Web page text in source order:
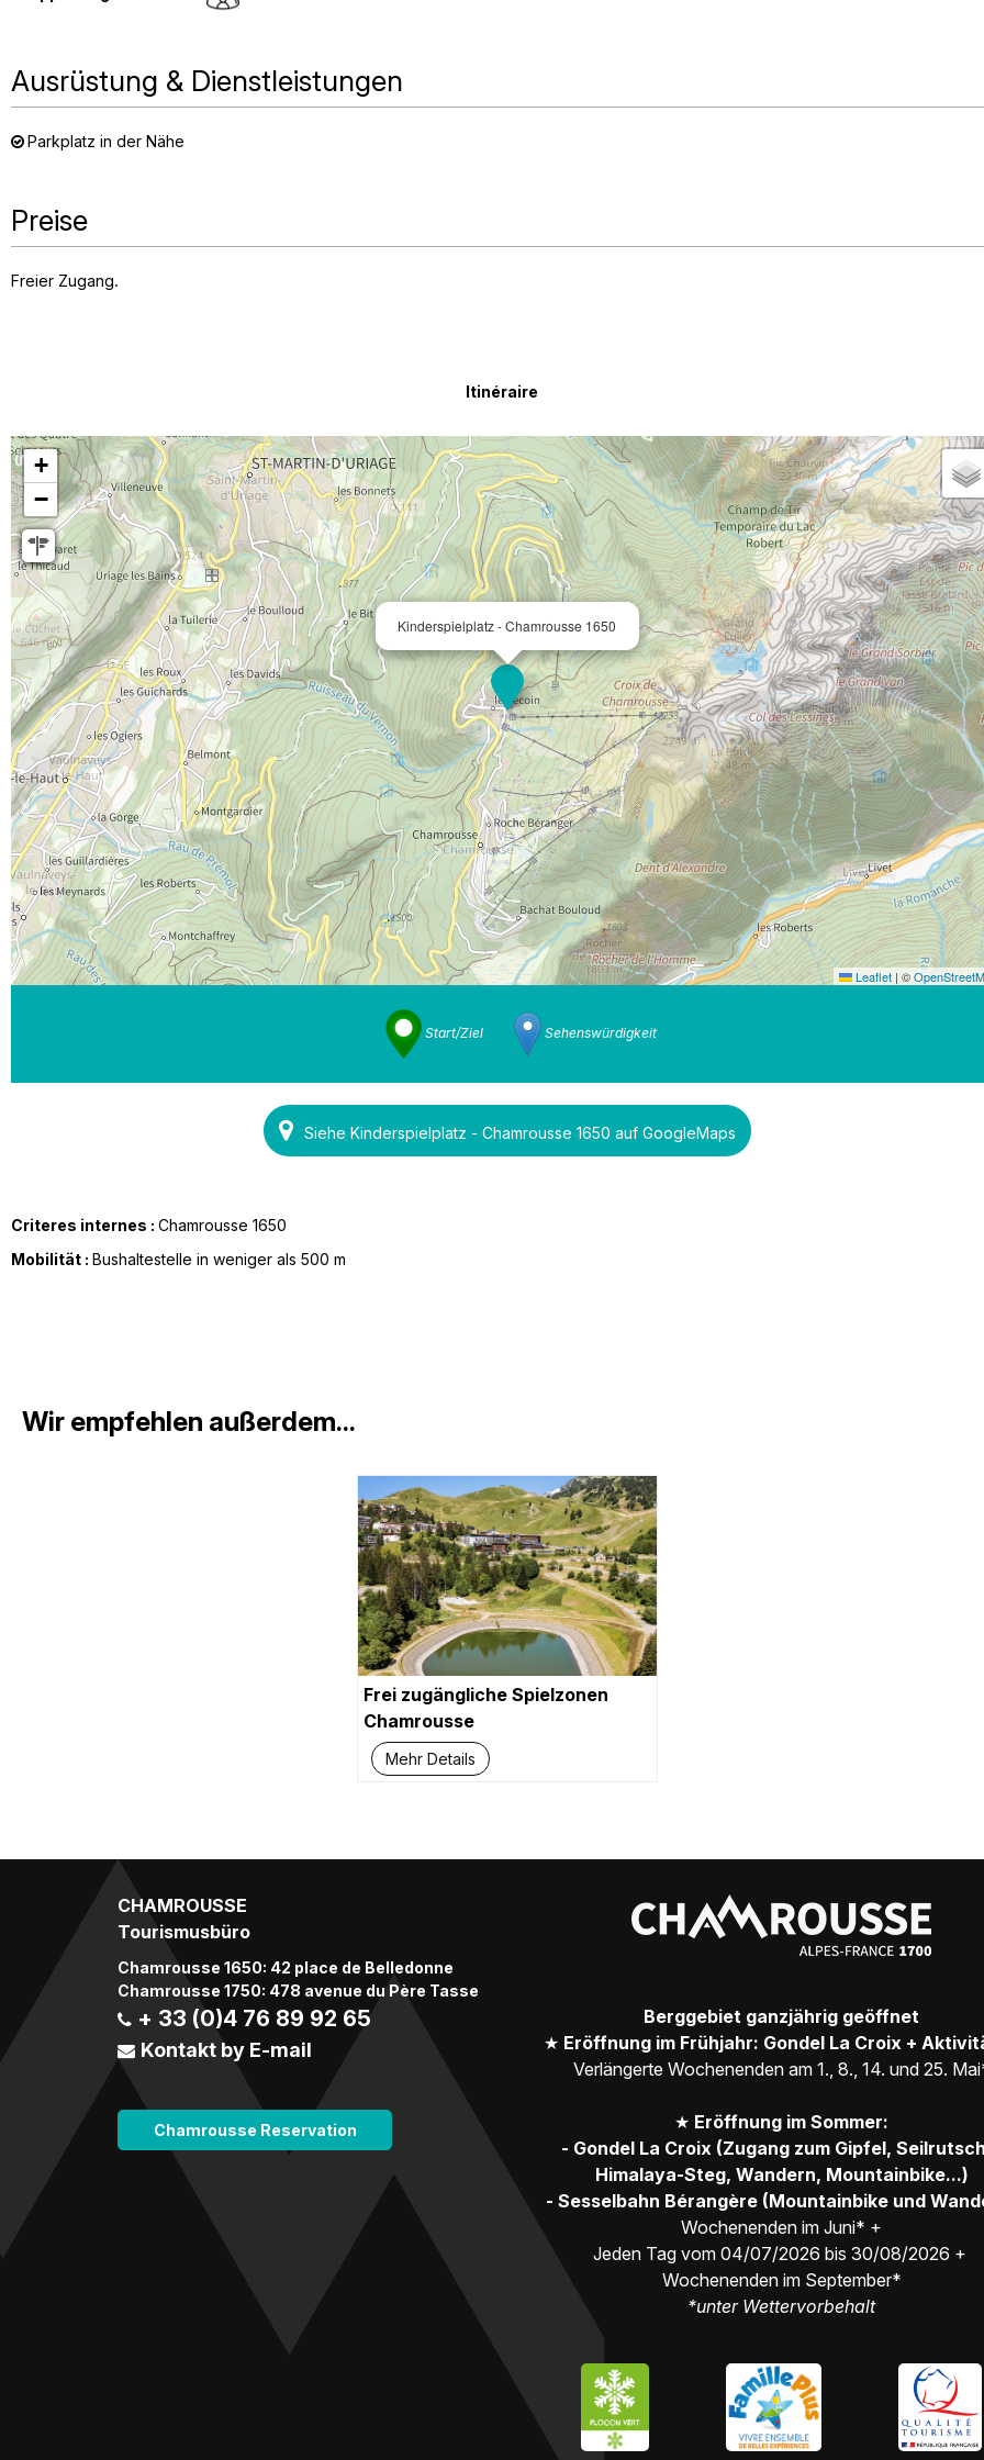
Ausrüstung & Dienstleistungen
Parkplatz in der Nähe
Preise
Freier Zugang.
Itinéraire
Kinderspielplatz - Chamrousse 1650
+
−
Leaflet | ©
Start/Ziel Sehenswürdigkeit
Siehe Kinderspielplatz - Chamrousse 1650 auf GoogleMaps
Criteres internes : Chamrousse 1650
Mobilität : Bushaltestelle in weniger als 500 m
Wir empfehlen außerdem...
Frei zugängliche Spielzonen
Chamrousse
Mehr Details
CHAMROUSSE
Tourismusbüro
Chamrousse 1650: 42 place de Belledonne
Chamrousse 1750: 478 avenue du Père Tasse
+ 33 (0)4 76 89 92 65
Kontakt by E-mail
Chamrousse Reservation
Berggebiet ganzjährig geöffnet
★ Eröffnung im Frühjahr: Gondel La Croix +
Verlängerte Wochenenden am 1., 8., 14. und 25.
★ Eröffnung im Sommer:
- Gondel La Croix (Zugang zum Gipfel,
Himalaya-Steg, Wandern, Mountainbike...)
- Sesselbahn Bérangère (Mountainbike und
Wochenenden im Juni* +
Jeden Tag vom 04/07/2026 bis 30/08/2026 +
Wochenenden im September*
*unter Wettervorbehalt